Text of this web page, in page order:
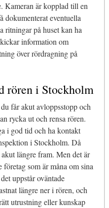
Kameran är kopplad till en
dokumenterat eventuella
ritningar på huset kan ha
information om
över rördragning på
rören i Stockholm
får akut avloppsstopp och
rycka ut och rensa rören.
i god tid och ha kontakt
i Stockholm. Då
längre fram. Men det är
som är måna om sina
uppstår oväntade
längre ner i rören, och
utrustning eller kunskap